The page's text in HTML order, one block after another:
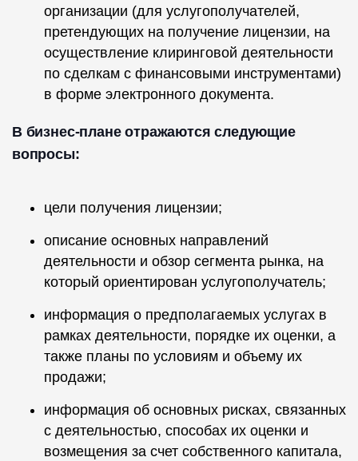
организации (для услугополучателей,
претендующих на получение лицензии, на
осуществление клиринговой деятельности
по сделкам с финансовыми инструментами)
в форме электронного документа.
В бизнес-плане отражаются следующие
вопросы:
цели получения лицензии;
описание основных направлений
деятельности и обзор сегмента рынка, на
который ориентирован услугополучатель;
информация о предполагаемых услугах в
рамках деятельности, порядке их оценки, а
также планы по условиям и объему их
продажи;
информация об основных рисках, связанных
с деятельностью, способах их оценки и
возмещения за счет собственного капитала,